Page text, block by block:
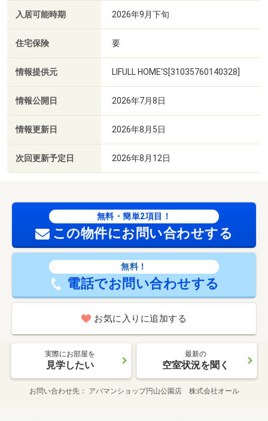
入居可能時期 2026年9月下旬
住宅保険 要
情報提供元 LIFULL HOME'S[31035760140328]
情報公開日 2026年7月8日
情報更新日 2026年8月5日
次回更新予定日 2026年8月12日
無料・簡単2項目！
この物件にお問い合わせする
無料！
電話でお問い合わせする
お気に入りに追加する
実際にお部屋を
見学したい
最新の
空室状況を聞く
お問い合わせ先 アパマンショップ円山公園店 株式会社オール